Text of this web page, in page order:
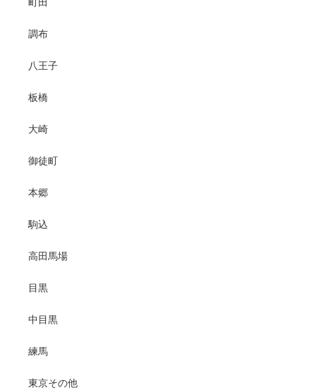
調布
八王子
板橋
大崎
御徒町
本郷
駒込
高田馬場
目黒
中目黒
練馬
東京その他